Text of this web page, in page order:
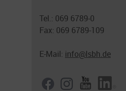
Tel.: 069 6789-0
Fax: 069 6789-109
E-Mail: info@lsbh.de